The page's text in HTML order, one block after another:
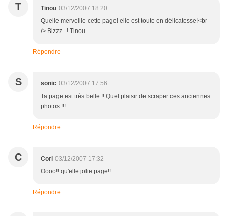
T Tinou 03/12/2007 18:20
Quelle merveille cette page! elle est toute en délicatesse!<br
/> Bizzz...! Tinou
Répondre
S sonic 03/12/2007 17:56
Ta page est très belle !! Quel plaisir de scraper ces anciennes
photos !!!
Répondre
C Cori 03/12/2007 17:32
Oooo!! qu'elle jolie page!!
Répondre